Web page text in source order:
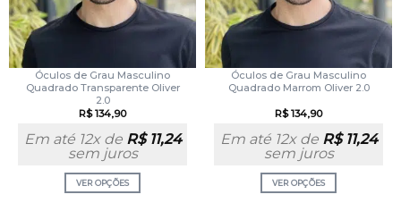
Óculos de Grau Masculino
Quadrado Transparente Oliver
2.0
R$134,90
Em até 12x de R$11,24
sem juros
VER OPÇÕES
Óculos de Grau Masculino
Quadrado Marrom Oliver 2.0
R$134,90
Em até 12x de R$11,24
sem juros
VER OPÇÕES